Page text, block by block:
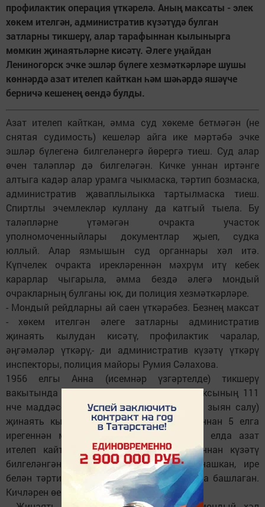
профилактик операция үткәрелә. Аның максаты - элек
хөкем ителгән, административ күзәтүдә булган
затларны тикшерү, алар тарафыннан кылынырга
мөмкин җинаятьләрне кисәтү. Әлеге уңайдан
Лениногорск эчке эшләр бүлеге хезмәткәрләре шушы
көннәрдә азат ителеп кайткан һәм шәһәрдә яшәүче
берничә кешенең өендә булды.
Азат ителеп кайткан, әмма суд хөкеме бетмәгән (не
снятая судимость) кешеләр айга ике мәртәбә эчке
эшләр бүлегенә билгеләнергә йөрергә тиеш. Суд алар
өчен таләпләр дә билгеләгән. Кичке уннан иртәнге
алтыга кадәр алар урамга чыкмаска, тәртип бозмаска,
административ җаваплылыкка тартылмаска тиеш.
Спиртлы эчемлекләр куллану да катгый тыела. Бу
таләпләрне үтәмәгән очракта участок
уполномоченныйлары документлар җыеп, судка
юллый. Алар язмышын суд органнары хәл итә.
Күпчелек очракта ирекләреннән мәхрүм итү кебек
карарлар чыгарыла, әмма бездә әлегә мондый
очракларның булганы юк, ди полиция хезмәткәрләре.
- Мондый рейдларны ай саен үткәрәбез. Безнең максат
- хөкем ителгән әлеге затларны административ
җинаять кылудан кисәтү, профилактик чаралар,
әңгәмәләр үткәрү,- ди административ күзәтү үткәрү
инспекторы, полиция майоры Румия Сәлахова.
1956 елгы Анна (исемнәр үзгәртелде) тикшерү
вакытында өендә иде. РФ Җинаять кодексының 111
нче маддәсе буенча (кеше сәламәтлегенә зыян салу)
җинаять кылып, суд органнары тарафыннан 5 елга
ирегеннән мәхрүм ителгән булган. 2011 елда азат
ителеп кайткан. Хәзер аңа суд тарафыннан күзәтү
билгеләнгән. Анна вакытлыча эшкә урнашкан, ире
белән тәртипле тормыш рәвеше алып бара башлаган.
Кичләрен өеннән чыкмый, аракы эчми.